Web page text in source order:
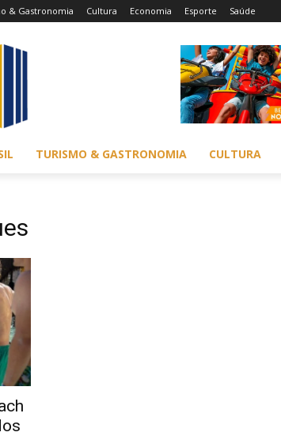
& Gastronomia Cultura Economia Esporte Saúde
TURISMO & GASTRONOMIA CULTURA